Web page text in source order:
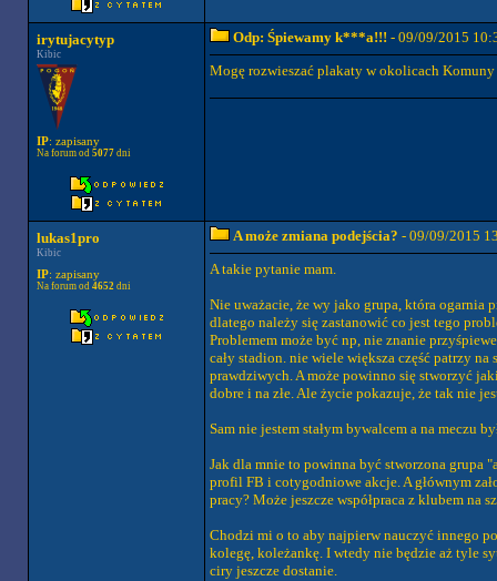
irytujacytyp
Kibic
IP: zapisany
Na forum od 5077dni
Odp: Śpiewamy k***a!!! - 09/09/2015
Mogę rozwieszać plakaty w okolicach
lukas1pro
Kibic
IP: zapisany
Na forum od 4652dni
A może zmiana podejścia? - 09/09/2015
A takie pytanie mam.
Nie uważacie, że wy jako grupa, która ogarnia
dlatego należy się zastanowić co jest tego
Problemem może być np, nie znanie
cały stadion. nie wiele większa część patrzy
prawdziwych. A może powinno się stworzyć
dobre i na złe. Ale życie pokazuje, że tak nie
Sam nie jestem stałym bywalcem a na meczu
Jak dla mnie to powinna być stworzona grupa
profil FB i cotygodniowe akcje. A głównym
pracy? Może jeszcze współpraca z klubem na
Chodzi mi o to aby najpierw nauczyć innego
kolegę, koleżankę. I wtedy nie będzie aż tyle
ciry jeszcze dostanie.